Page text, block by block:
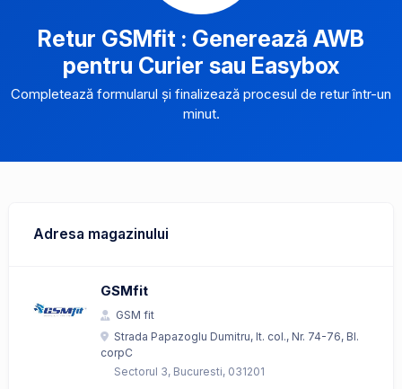
Retur GSMfit : Generează AWB
pentru Curier sau Easybox
Completează formularul și finalizează procesul de retur într-un
minut.
Adresa magazinului
GSMfit
GSM fit
Strada Papazoglu Dumitru, lt. col., Nr. 74-76, Bl.
corpC
Sectorul 3, Bucuresti, 031201